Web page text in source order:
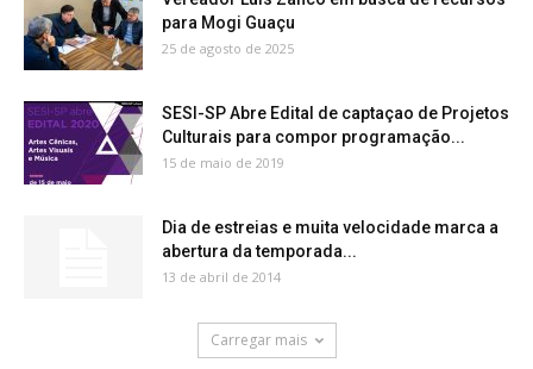
para Mogi Guaçu
25 de agosto de 2025
SESI-SP Abre Edital de captaçao de Projetos
Culturais para compor programação...
15 de maio de 2019
Dia de estreias e muita velocidade marca a
abertura da temporada...
13 de abril de 2014
Carregar mais